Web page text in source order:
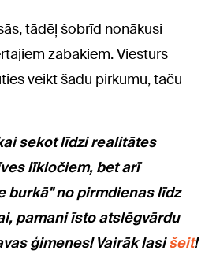
tādēļ šobrīd nonākusi
zābakiem. Viesturs
veikt šādu pirkumu, taču
sekot līdzi realitātes
līkločiem, bet arī
burkā" no pirmdienas līdz
pamani īsto atslēgvārdu
ģimenes! Vairāk lasišeit!